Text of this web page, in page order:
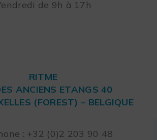
de 9h à 17h
RITME
ANCIENS ETANGS 40
(FOREST) – BELGIQUE
: +32 (0)2 203 90 48